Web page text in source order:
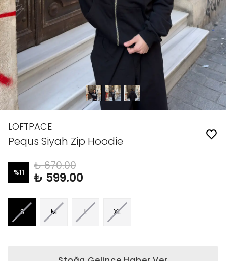
LOFTPACE
Pequs Siyah Zip Hoodie
%11 ₺ 670.00
₺ 599.00
S M L XL